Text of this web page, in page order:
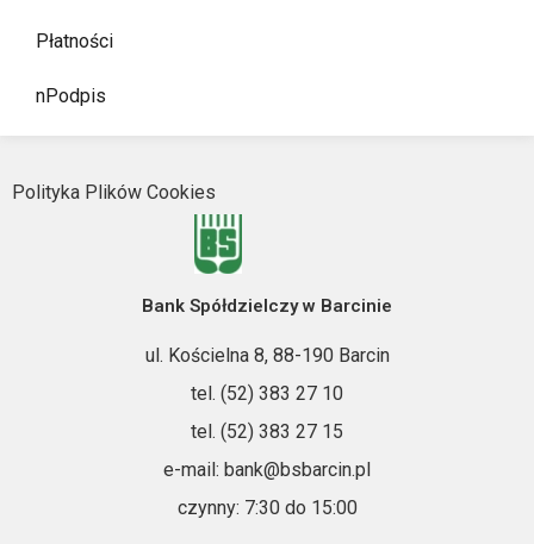
Płatności
nPodpis
Polityka Plików Cookies
Bank Spółdzielczy w Barcinie
ul. Kościelna 8, 88-190 Barcin
tel. (52) 383 27 10
tel. (52) 383 27 15
e-mail: bank@bsbarcin.pl
czynny: 7:30 do 15:00